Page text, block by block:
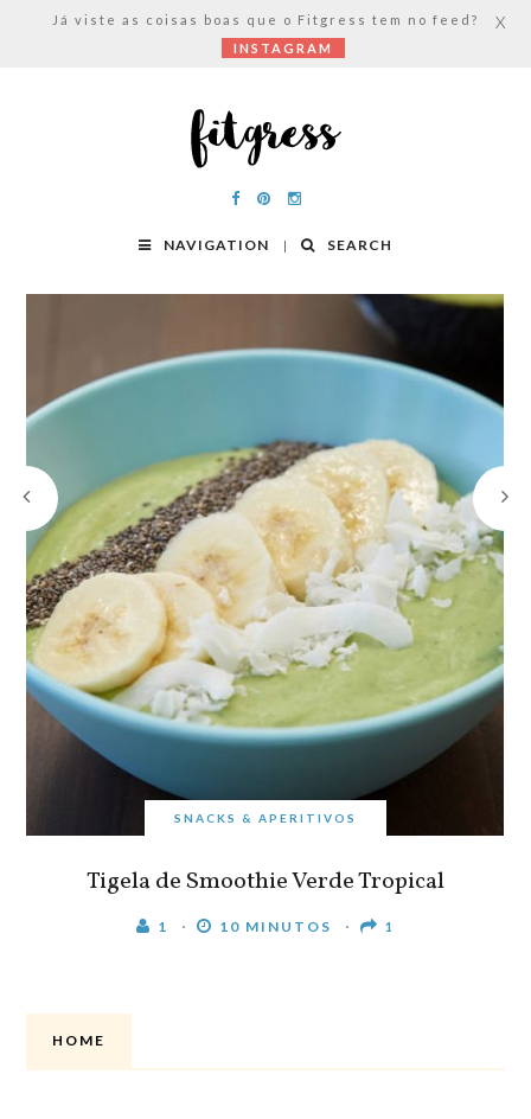
NAVIGATION SEARCH
SNACKS & APERITIVOS
Tigela de Smoothie Verde Tropical
1 10 MINUTOS 1
HOME
Já viste as coisas boas que o Fitgress tem no feed?
INSTAGRAM
X